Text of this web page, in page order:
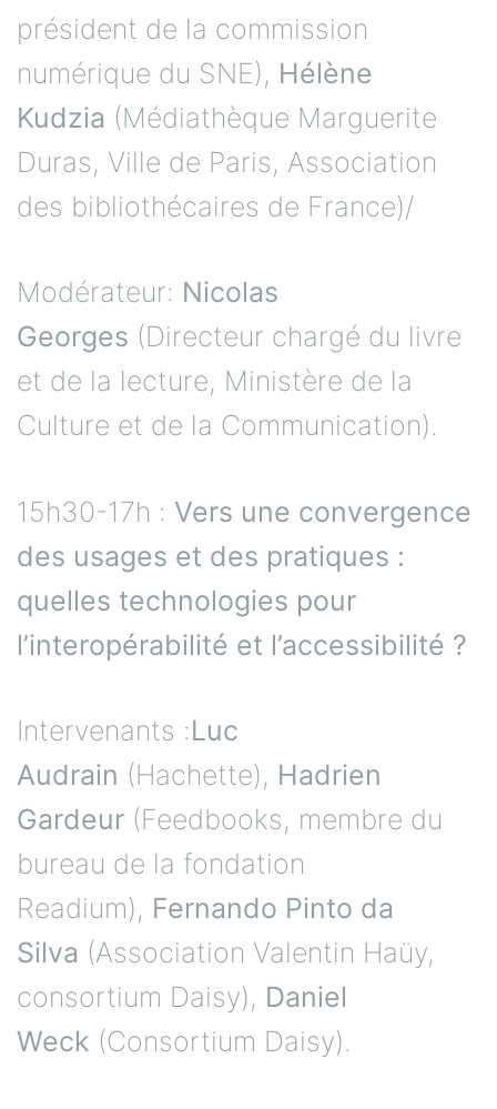
président de la commission
numérique du SNE), Hélène
Kudzia (Médiathèque Marguerite
Duras, Ville de Paris, Association
des bibliothécaires de France)/
Modérateur: Nicolas
Georges (Directeur chargé du livre
et de la lecture, Ministère de la
Culture et de la Communication).
15h30-17h : Vers une convergence
des usages et des pratiques :
quelles technologies pour
l’interopérabilité et l’accessibilité ?
Intervenants :Luc
Audrain (Hachette), Hadrien
Gardeur (Feedbooks, membre du
bureau de la fondation
Readium), Fernando Pinto da
Silva (Association Valentin Haüy,
consortium Daisy), Daniel
Weck (Consortium Daisy).